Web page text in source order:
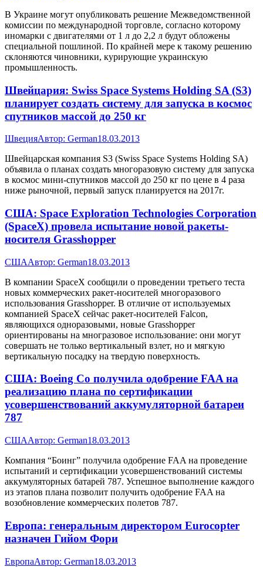
В Украине могут опубликовать решение Межведомственной
комиссии по международной торговле, согласно которому
иномарки с двигателями от 1 л до 2,2 л будут обложены
специальной пошлиной. По крайней мере к такому решению
склоняются чиновники, курирующие украинскую
промышленность.
Швейцария: Swiss Space Systems Holding SA (S3)
планирует создать систему для запуска в космос
спутников массой до 250 кг
ШвецияАвтор: German18.03.2013
Швейцарская компания S3 (Swiss Space Systems Holding SA)
объявила о планах создать многоразовую систему для запуска
в космос мини-спутников массой до 250 кг по цене в 4 раза
ниже рыночной, первый запуск планируется на 2017г.
США: Space Exploration Technologies Corporation
(SpaceX) провела испытание новой ракеты-
носителя Grasshopper
СШААвтор: German18.03.2013
В компании SpaceX сообщили о проведении третьего теста
новых коммерческих ракет-носителей многоразового
использования Grasshopper. В отличие от используемых
компанией SpaceX сейчас ракет-носителей Falcon,
являющихся одноразовыми, новые Grasshopper
ориентированы на многразовое использование: они могут
совершать не только вертикальный взлет, но и мягкую
вертикальную посадку на твердую поверхность.
США: Boeing Со получила одобрение FAA на
реализацию плана по сертификации
усовершенствований аккумуляторной батареи
787
СШААвтор: German18.03.2013
Компания “Боинг” получила одобрение FAA на проведение
испытаний и сертификации усовершенствований системы
аккумуляторных батарей 787. Успешное выполнение каждого
из этапов плана позволит получить одобрение FAA на
возобновление коммерческих полетов 787.
Европа: генеральным директором Eurocopter
назначен Гийом Фори
ЕвропаАвтор: German18.03.2013